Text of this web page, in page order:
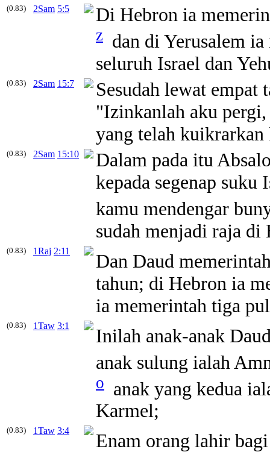
(0.83) 2Sam 5:5 Di Hebron ia
z dan di Yerusalem
seluruh Israel dan
(0.83) 2Sam 15:7
Sesudah lewat empat
"Izinkanlah aku
yang telah
(0.83) 2Sam 15:10
Dalam pada itu
kepada segenap suku
kamu mendengar
sudah menjadi raja di
(0.83) 1Raj 2:11
Dan Daud
tahun; di Hebron ia
ia memerintah tiga
(0.83) 1Taw 3:1
Inilah anak-anak
anak sulung ialah
o anak yang kedua
Karmel;
(0.83) 1Taw 3:4
Enam orang lahir